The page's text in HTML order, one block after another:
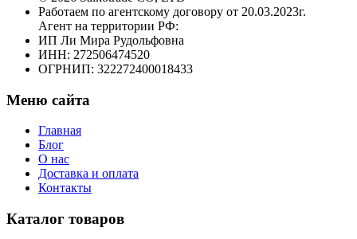
Работаем по агентскому договору от 20.03.2023г.
Агент на территории РФ:
ИП Ли Мира Рудольфовна
ИНН: 272506474520
ОГРНИП: 322272400018433
Меню сайта
Главная
Блог
О нас
Доставка и оплата
Контакты
Каталог товаров